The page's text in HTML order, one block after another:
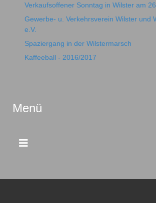
Verkaufsoffener Sonntag in Wilster am
Gewerbe- u. Verkehrsverein Wilster und
e.V.
Spaziergang in der Wilstermarsch
Kaffeeball - 2016/2017
Menü